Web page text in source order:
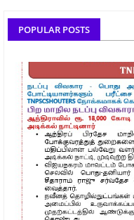
POPULAR POSTS